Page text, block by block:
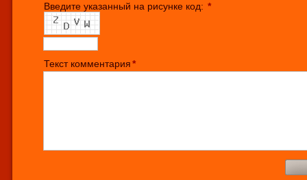
Введите указанный на рисунке код: *
Текст комментария*